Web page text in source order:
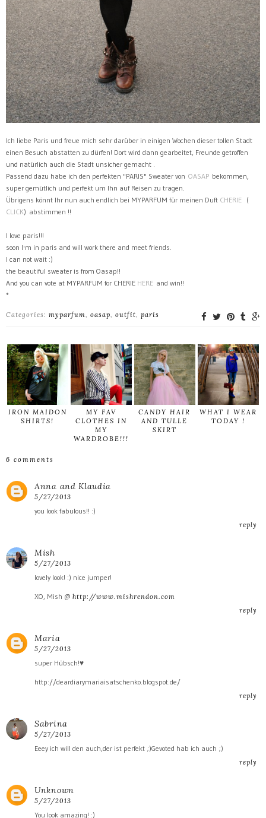
Ich liebe Paris und freue mich sehr darüber in einigen Wochen dieser tollen Stadt
einen Besuch abstatten zu dürfen! Dort wird dann gearbeitet, Freunde getroffen
und natürlich auch die Stadt unsicher gemacht .
Passend dazu habe ich den perfekten "PARIS" Sweater von OASAP bekommen,
super gemütlich und perfekt um Ihn auf Reisen zu tragen.
Übrigens könnt Ihr nun auch endlich bei MYPARFUM für meinen Duft CHERIE (
CLICK) abstimmen !!
I love paris!!!
soon I'm in paris and will work there and meet friends.
I can not wait :)
the beautiful sweater is from Oasap!!
And you can vote at MYPARFUM for CHERIE HERE and win!!
*
Categories: myparfum oasap outfit paris
IRON MAIDON
SHIRTS!
MY FAV
CLOTHES IN
MY
WARDROBE!!!
CANDY HAIR
AND TULLE
SKIRT
WHAT I WEAR
TODAY !
6 comments
Anna and Klaudia
5/27/2013
you look fabulous!! :)
reply
Mish
5/27/2013
lovely look! :) nice jumper!
XO, Mish @ http://www.mishrendon.com
reply
Maria
5/27/2013
super Hübsch!♥
http://deardiarymariaisatschenko.blogspot.de/
reply
Sabrina
5/27/2013
Eeey ich will den auch,der ist perfekt ;)Gevoted hab ich auch ;)
reply
Unknown
5/27/2013
You look amazing! :)